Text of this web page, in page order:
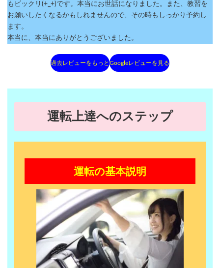
もビックリ(+_+)です。本当にお世話になりました。また、教習を
お願いしたくなるかもしれませんので、その時もしっかり予約し
ます。
本当に、本当にありがとうございました。
過去レビューをもっとGoogleレビューを見る
運転上達へのステップ
運転の基本説明